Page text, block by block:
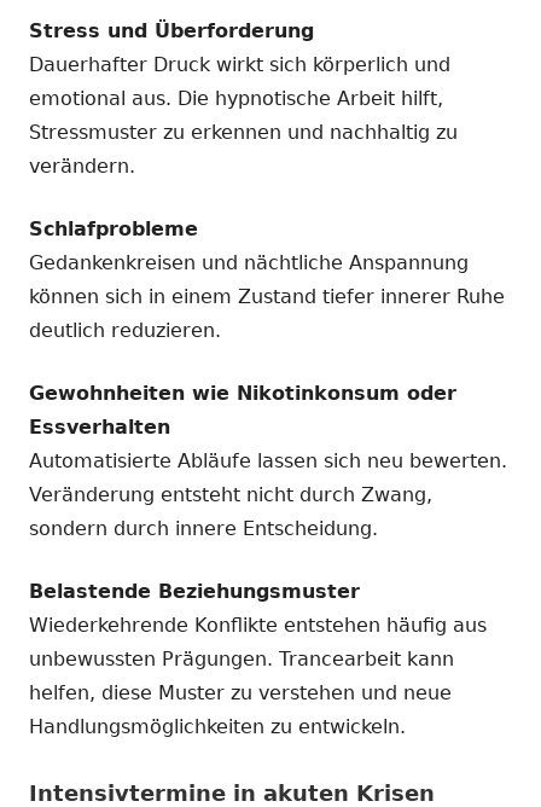
Stress und Überforderung
Dauerhafter Druck wirkt sich körperlich und
emotional aus. Die hypnotische Arbeit hilft,
Stressmuster zu erkennen und nachhaltig zu
verändern.
Schlafprobleme
Gedankenkreisen und nächtliche Anspannung
können sich in einem Zustand tiefer innerer Ruhe
deutlich reduzieren.
Gewohnheiten wie Nikotinkonsum oder
Essverhalten
Automatisierte Abläufe lassen sich neu bewerten.
Veränderung entsteht nicht durch Zwang,
sondern durch innere Entscheidung.
Belastende Beziehungsmuster
Wiederkehrende Konflikte entstehen häufig aus
unbewussten Prägungen. Trancearbeit kann
helfen, diese Muster zu verstehen und neue
Handlungsmöglichkeiten zu entwickeln.
Intensivtermine in akuten Krisen